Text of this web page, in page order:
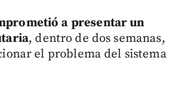
a presentar un
, dentro de dos semanas,
el problema del sistema